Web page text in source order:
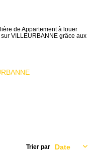
de Appartement à louer
VILLEURBANNE grâce aux
Trier par